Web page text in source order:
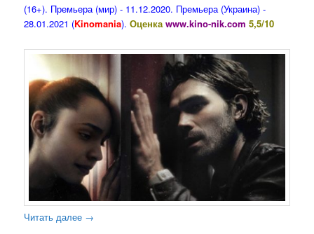
(16+). Премьера (мир) - 11.12.2020. Премьера (Украина) -
28.01.2021 (Kinomania).Оценкаwww.kino-nik.com 5,5/10
Читать далее →